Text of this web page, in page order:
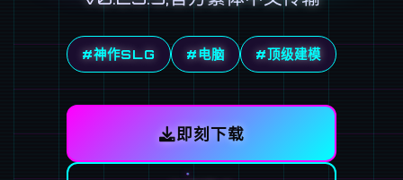
#神作SLG #电脑 #顶级建模
即刻下载